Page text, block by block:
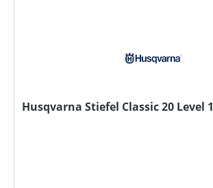
Husqvarna Stiefel Classic 20 Level 1